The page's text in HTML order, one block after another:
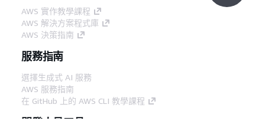
AWS 實作教學課程
AWS 解決方案程式庫
AWS 決策指南
服務指南
選擇生成式 AI 服務
AWS 服務指南
在 GitHub 上的 AWS CLI 教學課程
開發人員工具